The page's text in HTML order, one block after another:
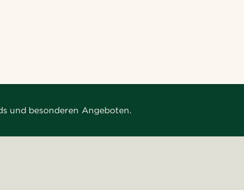
und besonderen Angeboten.